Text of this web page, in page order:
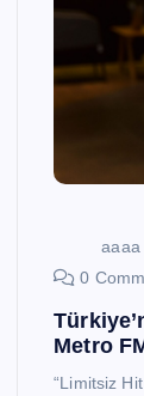
aaaa
0
Metro
“Limitsiz